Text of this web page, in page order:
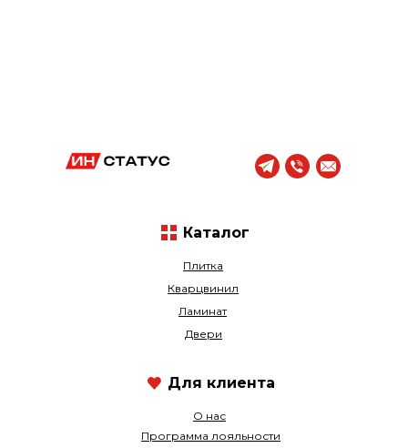
Плитка
Кварцвинил
О нас
Ламинат
Программа лояльности
Двери
Каталог
Для клиента